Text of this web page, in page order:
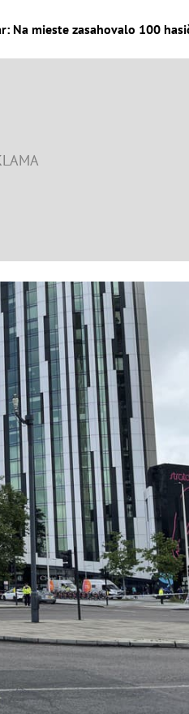
Na mieste zasahovalo 100